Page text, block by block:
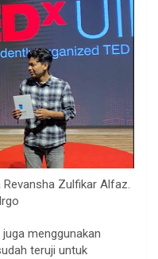
Zulfikar Alfaz.
menggunakan
teruji untuk